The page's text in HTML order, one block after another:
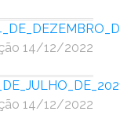
União
14/12/2022
14/12/2022